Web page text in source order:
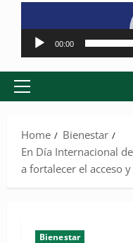
00:00
Primary
Home
Bienestar
En Día Internacional
a fortalecer el acceso
Bienestar